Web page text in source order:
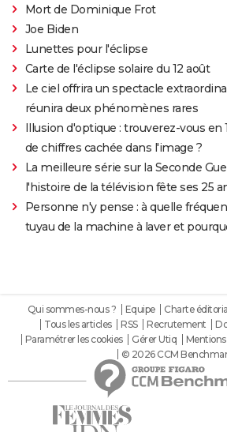
Mort de Dominique Frot
Joe Biden
Lunettes pour l'éclipse
Carte de l'éclipse solaire du 12 août
Le ciel offrira un spectacle
réunira deux phénomènes rares
Illusion d'optique : trouverez-vous en
de chiffres cachée dans l'image ?
La meilleure série sur la Seconde
l'histoire de la télévision fête ses 25
Personne n'y pense : à quelle
tuyau de la machine à laver et
Qui sommes-nous ? Equipe Charte
Tous les articles
RSS Recrutement
Paramétrer les cookies
Gérer Utiq
© 2026 CCM